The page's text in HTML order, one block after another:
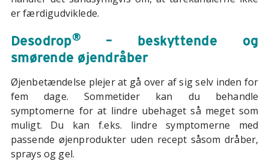
er færdigudviklede.
Desodrop®
– beskyttende og
smørende øjendråber
Øjenbetændelse plejer at gå over af sig selv inden for
fem dage. Sommetider kan du behandle
symptomerne for at lindre ubehaget så meget som
muligt. Du kan f.eks. lindre symptomerne med
passende øjenprodukter uden recept såsom dråber,
sprays og gel.